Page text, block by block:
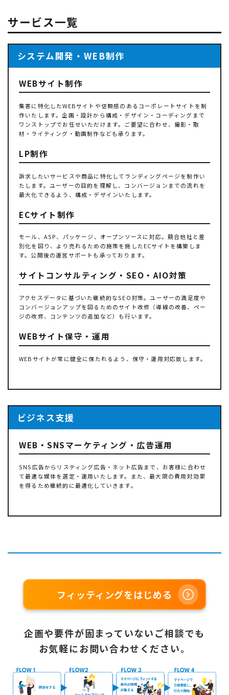
サービス一覧
システム開発・WEB制作
WEBサイト制作
集客に特化したWEBサイトや信頼感のあるコーポレートサイトを制
作いたします。企画・設計から構成・デザイン・コーディングまで
ワンストップでお任せいただけます。ご要望に合わせ、撮影・取
材・ライティング・動画制作なども承ります。
LP制作
訴求したいサービスや商品に特化してランディングページを制作い
たします。ユーザーの目的を理解し、コンバージョンまでの流れを
最大化できるよう、構成・デザインいたします。
ECサイト制作
モール、ASP、パッケージ、オープンソースに対応。競合他社と差
別化を図り、より売れるための施策を施したECサイトを構築しま
す。公開後の運営サポートも承っております。
サイトコンサルティング・SEO・AIO対策
アクセスデータに基づいた継続的なSEO対策。ユーザーの満足度や
コンバージョンアップを図るためのサイト改修（導線の改善、ペー
ジの改修、コンテンツの追加など）も行います。
WEBサイト保守・運用
WEBサイトが常に健全に保たれるよう、保守・運用対応致します。
ビジネス支援
WEB・SNSマーケティング・広告運用
SNS広告からリスティング広告・ネット広告まで、お客様に合わせ
て最適な媒体を選定・運用いたします。また、最大限の費用対効果
を得るため継続的に最適化していきます。
フィッティングをはじめる
企画や要件が固まっていないご相談でも
お気軽にお問い合わせください。